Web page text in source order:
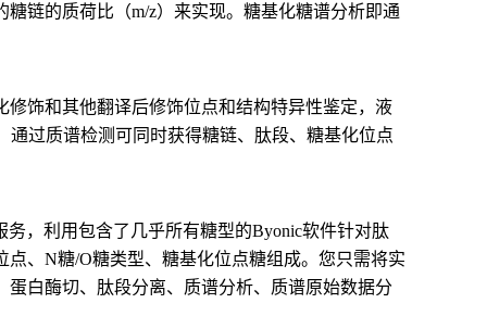
链的质荷比（m/z）来实现。糖基化糖谱分析即通
饰和其他翻译后修饰位点和结构特异性鉴定，液
过质谱检测可同时获得糖链、肽段、糖基化位点
务，利用包含了几乎所有糖型的Byonic软件针对肽
、N糖/O糖类型、糖基化位点糖组成。您只需将实
白酶切、肽段分离、质谱分析、质谱原始数据分